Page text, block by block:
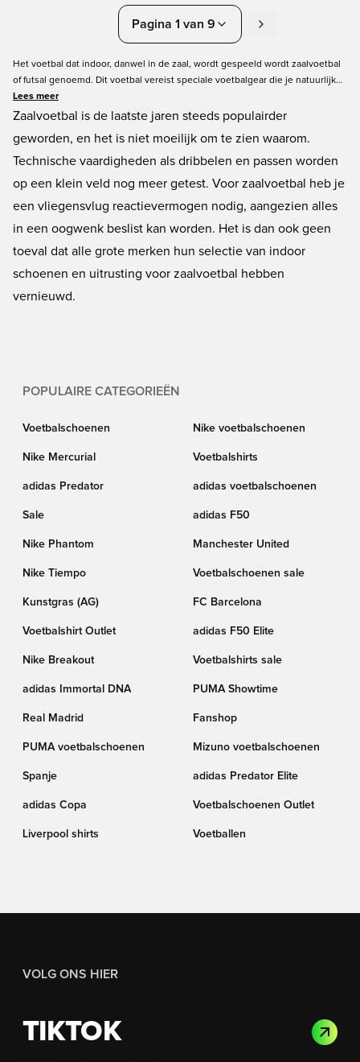
Pagina 1 van 9
Het voetbal dat indoor, danwel in de zaal, wordt gespeeld wordt zaalvoetbal
of futsal genoemd. Dit voetbal vereist speciale voetbalgear die je natuurlijk
hier bij Unisport online kan bestellen. Wij bieden in onze futsal-categorie
een grote selectie zaalvoetbalschoenen en zaalvoetballen in onze grote
keuze tussen de merken reuze. Bekijk hieronder het uitgebreide futsal
assortiment van unisportstore.nl.
Lees meer
Zaalvoetbal is de laatste jaren steeds populairder
geworden, en het is niet moeilijk om te zien waarom.
Technische vaardigheden als dribbelen en passen worden
op een klein veld nog meer getest. Voor zaalvoetbal heb je
een vliegensvlug reactievermogen nodig, aangezien alles
in een oogwenk beslist kan worden. Het is dan ook geen
toeval dat alle grote merken hun selectie van indoor
schoenen en uitrusting voor zaalvoetbal hebben
vernieuwd.
POPULAIRE CATEGORIEËN
Voetbalschoenen Nike voetbalschoenen
Nike Mercurial Voetbalshirts
adidas Predator adidas voetbalschoenen
Sale adidas F50
Nike Phantom Manchester United
Nike Tiempo Voetbalschoenen sale
Kunstgras (AG) FC Barcelona
Voetbalshirt Outlet adidas F50 Elite
Nike Breakout Voetbalshirts sale
adidas Immortal DNA PUMA Showtime
Real Madrid Fanshop
PUMA voetbalschoenen Mizuno voetbalschoenen
Spanje adidas Predator Elite
adidas Copa Voetbalschoenen Outlet
Liverpool shirts Voetballen
VOLG ONS HIER
TIKTOK